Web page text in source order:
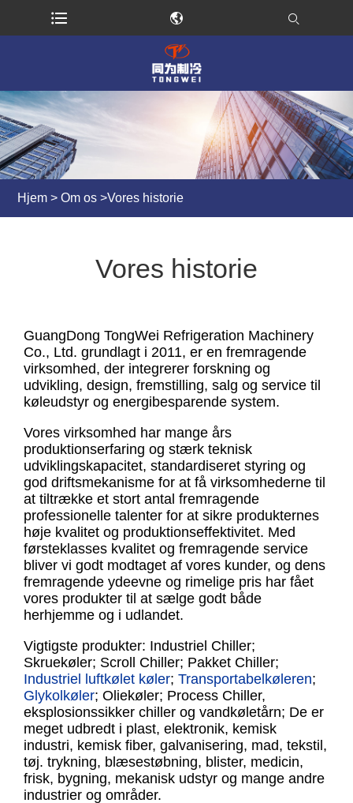
Hjem > Om os >Vores historie
Vores historie
GuangDong TongWei Refrigeration Machinery
Co., Ltd. grundlagt i 2011, er en fremragende
virksomhed, der integrerer forskning og
udvikling, design, fremstilling, salg og service til
køleudstyr og energibesparende system.
Vores virksomhed har mange års
produktionserfaring og stærk teknisk
udviklingskapacitet, standardiseret styring og
god driftsmekanisme for at få virksomhederne til
at tiltrække et stort antal fremragende
professionelle talenter for at sikre produkternes
høje kvalitet og produktionseffektivitet. Med
førsteklasses kvalitet og fremragende service
bliver vi godt modtaget af vores kunder, og dens
fremragende ydeevne og rimelige pris har fået
vores produkter til at sælge godt både
herhjemme og i udlandet.
Vigtigste produkter: Industriel Chiller;
Skruekøler; Scroll Chiller; Pakket Chiller;
Industriel luftkølet køler;Transportabel køleren;
Glykolkøler; Oliekøler; Process Chiller,
eksplosionssikker chiller og vandkøletårn; De er
meget udbredt i plast, elektronik, kemisk
industri, kemisk fiber, galvanisering, mad, tekstil,
tøj. trykning, blæsestøbning, blister, medicin,
frisk, bygning, mekanisk udstyr og mange andre
industrier og områder.